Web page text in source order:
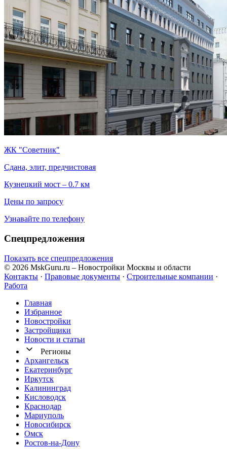
ЖК "Советник"
Сдана, элит, предчистовая
Кузнецкий мост – 0.7 км
Цены по запросу
Узнавайте по телефону
Спецпредложения
Показать все спецпредложения
© 2026 MskGuru.ru – Новостройки Москвы и области
Контакты · Правовые документы · Строительные компании ·
Работа
Главная
Избранное
Новостр ойки
Застройщики
Новости и статьи
Регионы
Архангельск
Екатеринбург
Иркутск
Калининград
Кисловодск
Краснодар
Мариуполь
Новосибирск
Омск
Ростов-на-Дону